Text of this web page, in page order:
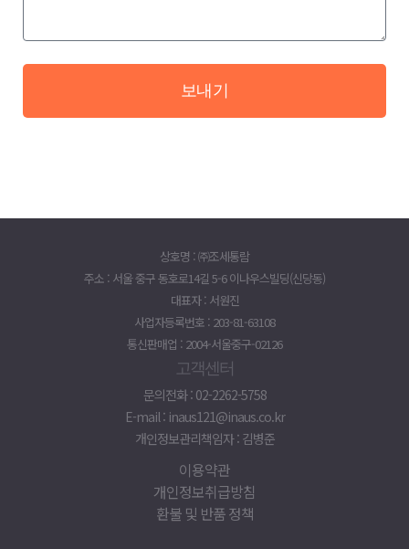
보내기
상호명 : ㈜조세통람
주소 : 서울 중구 동호로14길 5-6 이나우스빌딩(신당동)
대표자 : 서원진
사업자등록번호 : 203-81-63108
통신판매업 : 2004-서울중구-02126
고객센터
문의전화 : 02-2262-5758
E-mail : inaus121@inaus.co.kr
개인정보관리책임자 : 김병준
이용약관
개인정보취급방침
환불 및 반품 정책